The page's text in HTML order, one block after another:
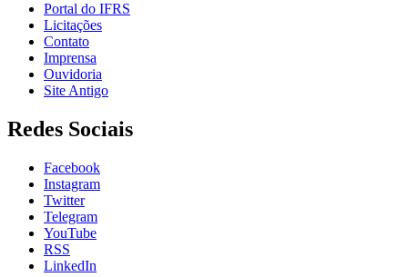
Portal do IFRS
Licitações
Contato
Imprensa
Ouvidoria
Site Antigo
Redes Sociais
Facebook
Instagram
Twitter
Telegram
YouTube
RSS
LinkedIn